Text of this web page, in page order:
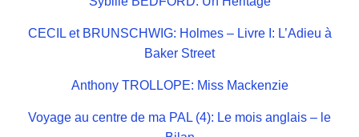
CECIL et BRUNSCHWIG: Holmes – Livre I: L’Adieu à
Baker Street
Anthony TROLLOPE: Miss Mackenzie
Voyage au centre de ma PAL (4): Le mois anglais – le